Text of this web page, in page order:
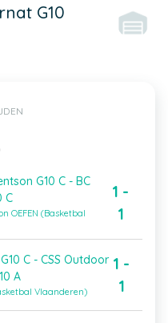
G10
G10 C - BC
C
OEFEN (Basketbal
1 -
1
C - CSS Outdoor
A
Vlaanderen)
1 -
1